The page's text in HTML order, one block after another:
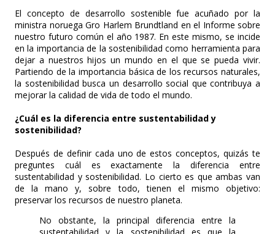
El concepto de desarrollo sostenible fue acuñado por la
ministra noruega Gro Harlem Brundtland en el Informe sobre
nuestro futuro común el año 1987. En este mismo, se incide
en la importancia de la sostenibilidad como herramienta para
dejar a nuestros hijos un mundo en el que se pueda vivir.
Partiendo de la importancia básica de los recursos naturales,
la sostenibilidad busca un desarrollo social que contribuya a
mejorar la calidad de vida de todo el mundo.
¿Cuál es la diferencia entre sustentabilidad y
sostenibilidad?
Después de definir cada uno de estos conceptos, quizás te
preguntes cuál es exactamente la diferencia entre
sustentabilidad y sostenibilidad. Lo cierto es que ambas van
de la mano y, sobre todo, tienen el mismo objetivo:
preservar los recursos de nuestro planeta.
No obstante, la principal diferencia entre la
sustentabilidad y la sostenibilidad es que la